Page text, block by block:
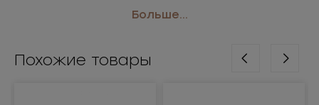
востребована в массовом производстве и среди
купальников оптом с доставкой.
Больше...
Похожие товары